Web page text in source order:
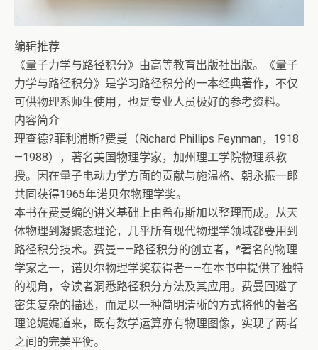
编辑推荐
《量子力学与路径积分》由高等教育出版社出版。《量子
力学与路径积分》是学习路径积分的一本经典著作，不仅
可供物理系师生使用，也是专业人员极好的参考资料。
内容简介
理查德?菲利浦斯?费曼（Richard Phillips Feynman，1918
—1988），著名美国物理学家，加州理工学院物理系教
授。因在量子电动力学方面的贡献与施温格、朝永振一郎
共同获得1965年诺贝尔物理学奖。
本书在费曼编的讲义基础上由希布斯加以整理而成。从天
体物理到凝聚态理论，几乎所有现代物理学领域都要用到
路径积分技术。费曼——路径积分的创立者，*著名的物理
学家之一，诺贝尔物理学奖获得者——在本书中提供了独特
的视角，令读者洞悉路径积分方法及其应用。费曼回避了
密集复杂的描述，而是以一种简明清晰的方式将他的著名
理论娓娓道来，既有数学运算亦有物理图像，实现了两者
之间的完美平衡。